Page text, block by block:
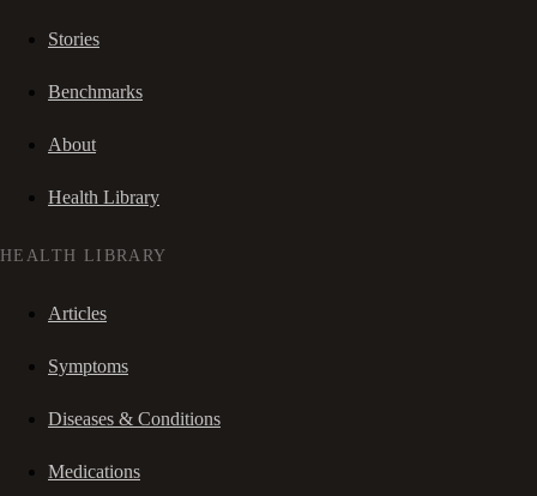
Stories
Benchmarks
About
Health Library
HEALTH LIBRARY
Articles
Symptoms
Diseases & Conditions
Medications